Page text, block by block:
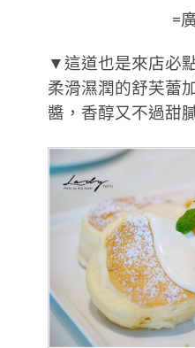
=
▼這道也是來店必
柔滑濕潤的舒芙蕾
醬，香醇又不過甜